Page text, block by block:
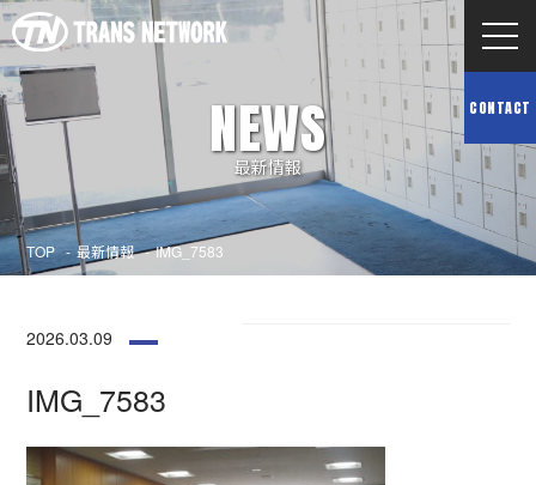
NEWS
最新情報
TOP 最新情報 IMG_7583
CONTACT
2026.03.09
IMG_7583